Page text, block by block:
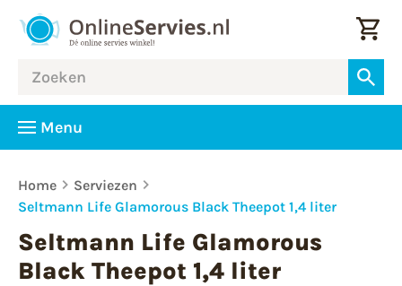
Menu
Home
Serviezen
Seltmann Life Glamorous Black Theepot 1,4 liter
Seltmann Life Glamorous
Black Theepot 1,4 liter